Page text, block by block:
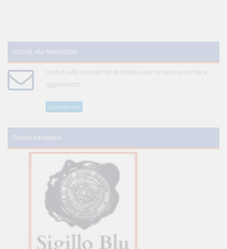
Iscriviti alla Newsletter
Iscriviti alla newsletter di WikiJus per rimanere sempre
aggiornato!
Iscriviti ora
Servizi innovativi